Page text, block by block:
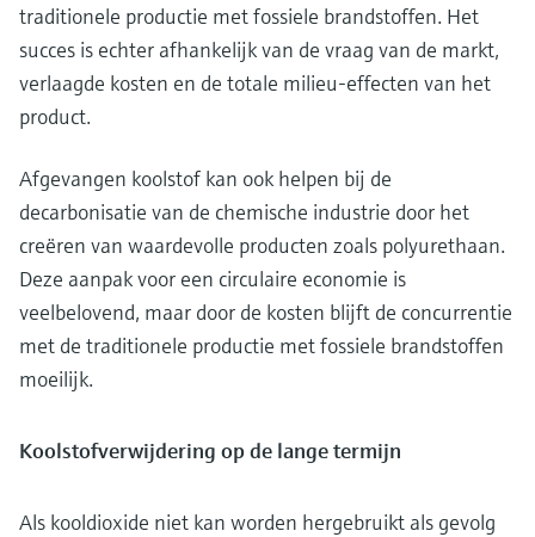
traditionele productie met fossiele brandstoffen. Het
succes is echter afhankelijk van de vraag van de markt,
verlaagde kosten en de totale milieu-effecten van het
product.
Afgevangen koolstof kan ook helpen bij de
decarbonisatie van de chemische industrie door het
creëren van waardevolle producten zoals polyurethaan.
Deze aanpak voor een circulaire economie is
veelbelovend, maar door de kosten blijft de concurrentie
met de traditionele productie met fossiele brandstoffen
moeilijk.
Koolstofverwijdering op de lange termijn
Als kooldioxide niet kan worden hergebruikt als gevolg